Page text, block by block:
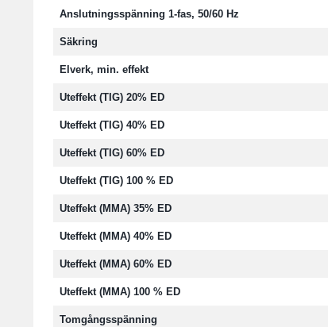
Anslutningsspänning 1-fas, 50/60 Hz
Säkring
Elverk, min. effekt
Uteffekt (TIG) 20% ED
Uteffekt (TIG) 40% ED
Uteffekt (TIG) 60% ED
Uteffekt (TIG) 100 % ED
Uteffekt (MMA) 35% ED
Uteffekt (MMA) 40% ED
Uteffekt (MMA) 60% ED
Uteffekt (MMA) 100 % ED
Tomgångsspänning